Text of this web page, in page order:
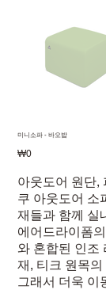
미니소파 - 바오밥
価
₩0
아웃도어 원단,
쿠 아웃도어 소
재들과 함께 실
에어드라이폼
와 혼합된 인조
재, 티크 원목
그래서 더욱 이